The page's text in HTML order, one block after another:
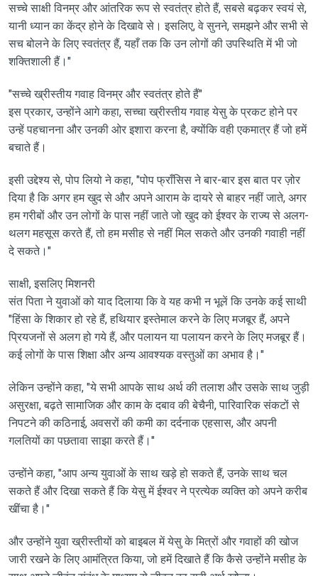
सच्चे साक्षी विनम्र और आंतरिक रूप से स्वतंत्र होते हैं, सबसे बढ़कर स्वयं से,
यानी ध्यान का केंद्र होने के दिखावे से। इसलिए, वे सुनने, समझने और सभी से
सच बोलने के लिए स्वतंत्र हैं, यहाँ तक कि उन लोगों की उपस्थिति में भी जो
शक्तिशाली हैं।"
"सच्चे ख्रीस्तीय गवाह विनम्र और स्वतंत्र होते हैं"
इस प्रकार, उन्होंने आगे कहा, सच्चा ख्रीस्तीय गवाह येसु के प्रकट होने पर
उन्हें पहचानना और उनकी ओर इशारा करना है, क्योंकि वही एकमात्र हैं जो हमें
बचाते हैं।
इसी उद्देश्य से, पोप लियो ने कहा, "पोप फ्राँसिस ने बार-बार इस बात पर ज़ोर
दिया है कि अगर हम खुद से और अपने आराम के दायरे से बाहर नहीं जाते, अगर
हम गरीबों और उन लोगों के पास नहीं जाते जो खुद को ईश्वर के राज्य से अलग-
थलग महसूस करते हैं, तो हम मसीह से नहीं मिल सकते और उनकी गवाही नहीं
दे सकते।"
साक्षी, इसलिए मिशनरी
संत पिता ने युवाओं को याद दिलाया कि वे यह कभी न भूलें कि उनके कई साथी
"हिंसा के शिकार हो रहे हैं, हथियार इस्तेमाल करने के लिए मजबूर हैं, अपने
प्रियजनों से अलग हो गये हैं, और पलायन या पलायन करने के लिए मजबूर हैं।
कई लोगों के पास शिक्षा और अन्य आवश्यक वस्तुओं का अभाव है।"
लेकिन उन्होंने कहा, "ये सभी आपके साथ अर्थ की तलाश और उसके साथ जुड़ी
असुरक्षा, बढ़ते सामाजिक और काम के दबाव की बेचैनी, पारिवारिक संकटों से
निपटने की कठिनाई, अवसरों की कमी का दर्दनाक एहसास, और अपनी
गलतियों का पछतावा साझा करते हैं।"
उन्होंने कहा, "आप अन्य युवाओं के साथ खड़े हो सकते हैं, उनके साथ चल
सकते हैं और दिखा सकते हैं कि येसु में ईश्वर ने प्रत्येक व्यक्ति को अपने करीब
खींचा है।"
और उन्होंने युवा ख्रीस्तीयों को बाइबल में येसु के मित्रों और गवाहों की खोज
जारी रखने के लिए आमंत्रित किया, जो हमें दिखाते हैं कि कैसे उन्होंने मसीह के